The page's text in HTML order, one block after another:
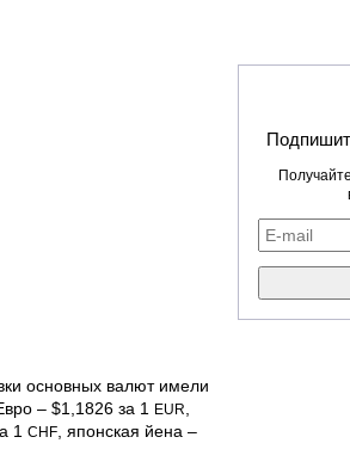
основных валют имели
– $1,1826 за 1 EUR
1 CHF , японская йена –